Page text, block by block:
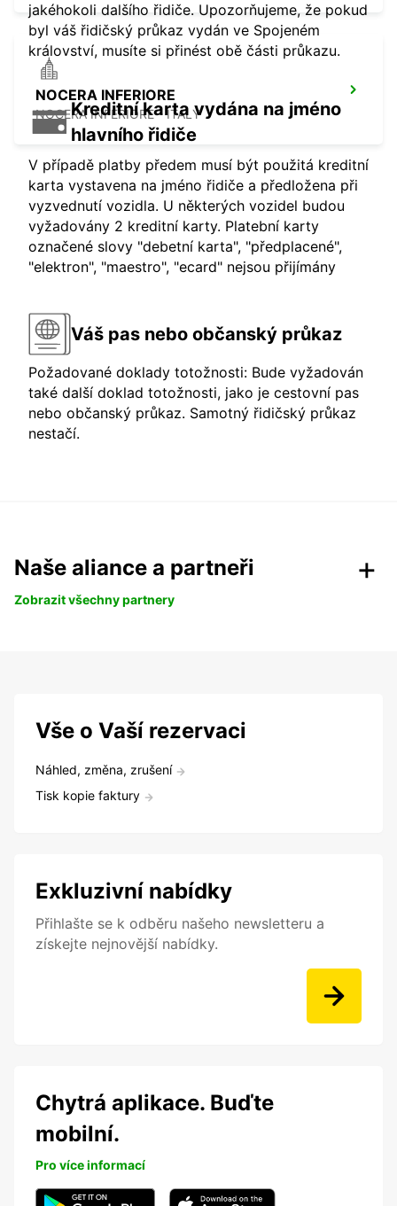
NOCERA INFERIORE
NOCERA INFERIORE - ITALY
jakéhokoli dalšího řidiče. Upozorňujeme, že pokud
byl váš řidičský průkaz vydán ve Spojeném
království, musíte si přinést obě části průkazu.
Kreditní karta vydána na jméno
hlavního řidiče
V případě platby předem musí být použitá kreditní
karta vystavena na jméno řidiče a předložena při
vyzvednutí vozidla. U některých vozidel budou
vyžadovány 2 kreditní karty. Platební karty
označené slovy "debetní karta", "předplacené",
"elektron", "maestro", "ecard" nejsou přijímány
Váš pas nebo občanský průkaz
Požadované doklady totožnosti: Bude vyžadován
také další doklad totožnosti, jako je cestovní pas
nebo občanský průkaz. Samotný řidičský průkaz
nestačí.
Naše aliance a partneři
Zobrazit všechny partnery
Vše o Vaší rezervaci
Náhled, změna, zrušení
Tisk kopie faktury
Exkluzivní nabídky
Přihlašte se k odběru našeho newsletteru a
získejte nejnovější nabídky.
Chytrá aplikace. Buďte
mobilní.
Pro více informací